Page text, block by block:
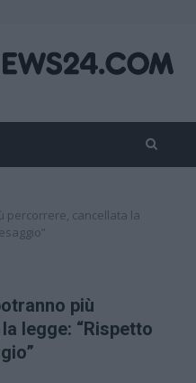
percorrere, cancellata la
più
legge: “Rispetto